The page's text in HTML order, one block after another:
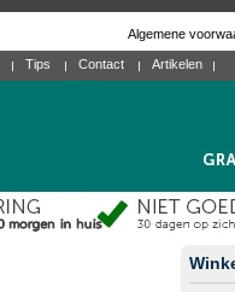
Algemene
Tips Contact Artikelen